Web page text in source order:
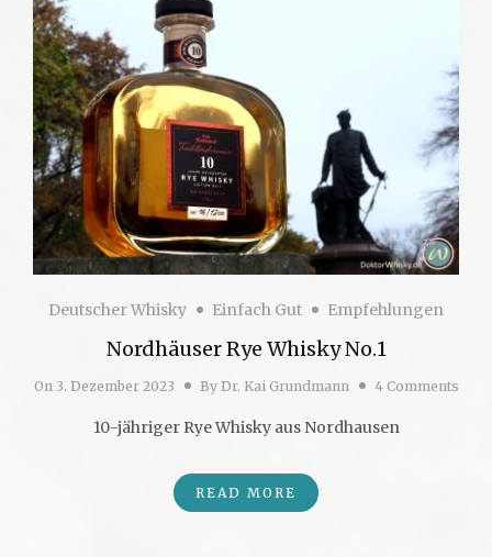
Deutscher Whisky Einfach Gut Empfehlungen
Nordhäuser Rye Whisky No.1
On 3. Dezember 2023 By Dr. Kai Grundmann 4 Comments
10-jähriger Rye Whisky aus Nordhausen
READ MORE